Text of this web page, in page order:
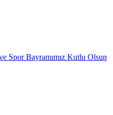
Spor Bayramımız Kutlu Olsun